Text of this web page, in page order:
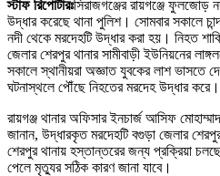
স্টাফ রিপোর্টারঃসিরাজগঞ্জের রায়গঞ্জে ফুলজোড়
উদ্ধার করেছে থানা পুলিশ। সোমবার সকালে
নদী থেকে মরদেহটি উদ্ধার করা হয়। নিহত
জেলার শেরপুর থানার সামীবাড়ী ইউনিয়নের
সকালে স্থানীয়রা অজ্ঞাত যুবকের লাশ ভাসতে
ঘটনাস্থলে পৌঁছে নিহতের মরদেহ উদ্ধার করে।
রায়গঞ্জ থানার অফিসার ইনচার্জ আসিফ
জানান, উদ্ধারকৃত মরদেহটি বগুড়া জেলার
শেরপুর থানায় হস্তান্তরের জন্য প্রক্রিয়া
পেলে মৃত্যুর সঠিক কারণ জানা যাবে।